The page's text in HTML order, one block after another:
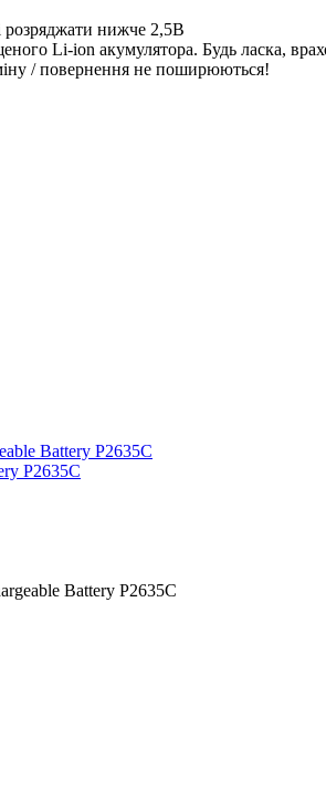
розряджати нижче 2,5В
Li-ion акумулятора. Будь ласка,
/ повернення не поширюються!
P2635C
Battery P2635C